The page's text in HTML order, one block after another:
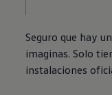
Seguro que hay
imaginas. Solo
instalaciones